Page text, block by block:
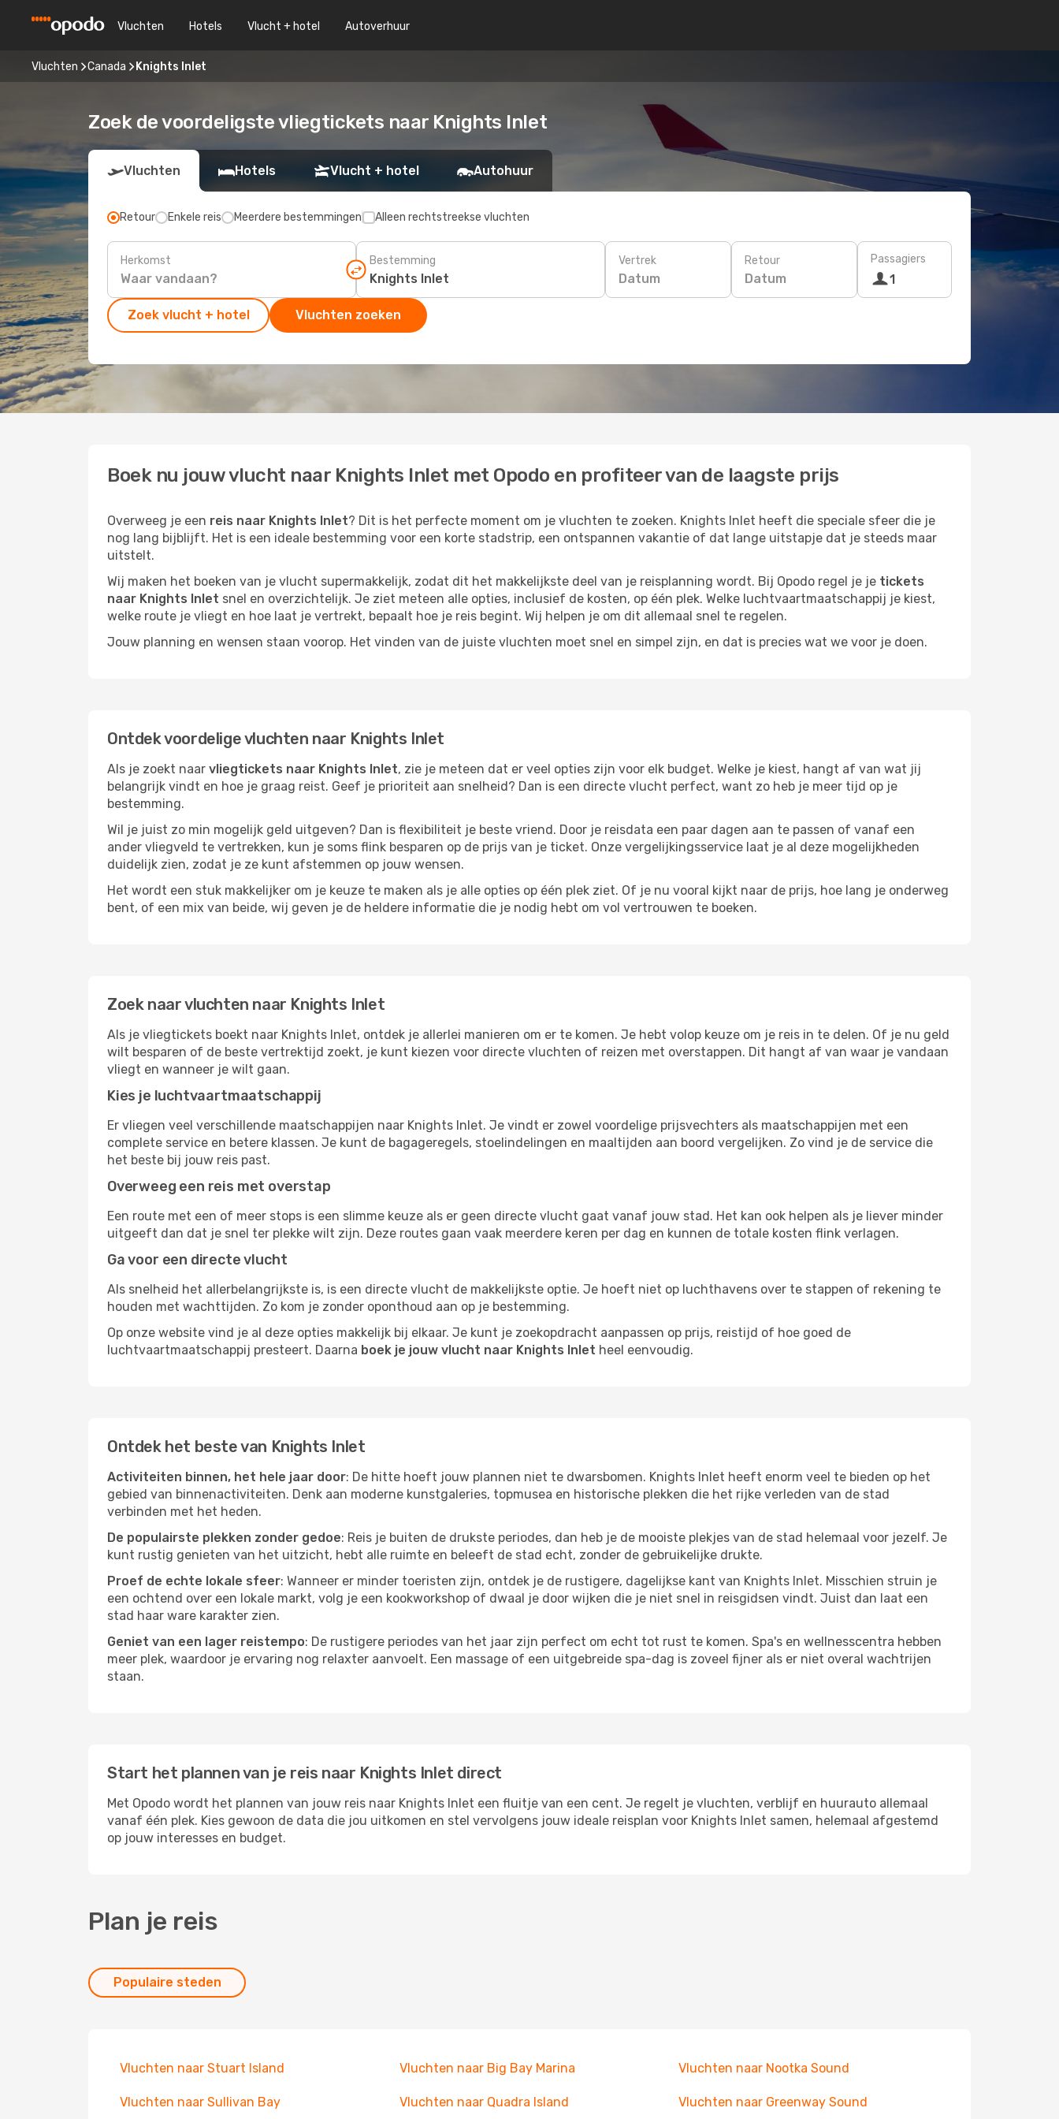
Vluchten Hotels Vlucht + hotel Autoverhuur
Vluchten Canada Knights Inlet
Zoek de voordeligste vliegtickets naar Knights Inlet
Vluchten Hotels Vlucht + hotel Autohuur
Retour Enkele reis Meerdere bestemmingen Alleen rechtstreekse vluchten
Herkomst Bestemming Vertrek
Datum
Retour
Datum
Passagiers
1
Zoek vlucht + hotel Vluchten zoeken
Boek nu jouw vlucht naar Knights Inlet met Opodo en profiteer van de laagste prijs
Overweeg je een reis naar Knights Inlet? Dit is het perfecte moment om je vluchten te zoeken. Knights Inlet heeft die speciale sfeer die je
nog lang bijblijft. Het is een ideale bestemming voor een korte stadstrip, een ontspannen vakantie of dat lange uitstapje dat je steeds maar
uitstelt.
Wij maken het boeken van je vlucht supermakkelijk, zodat dit het makkelijkste deel van je reisplanning wordt. Bij Opodo regel je je tickets
naar Knights Inlet snel en overzichtelijk. Je ziet meteen alle opties, inclusief de kosten, op één plek. Welke luchtvaartmaatschappij je kiest,
welke route je vliegt en hoe laat je vertrekt, bepaalt hoe je reis begint. Wij helpen je om dit allemaal snel te regelen.
Jouw planning en wensen staan voorop. Het vinden van de juiste vluchten moet snel en simpel zijn, en dat is precies wat we voor je doen.
Ontdek voordelige vluchten naar Knights Inlet
Als je zoekt naar vliegtickets naar Knights Inlet, zie je meteen dat er veel opties zijn voor elk budget. Welke je kiest, hangt af van wat jij
belangrijk vindt en hoe je graag reist. Geef je prioriteit aan snelheid? Dan is een directe vlucht perfect, want zo heb je meer tijd op je
bestemming.
Wil je juist zo min mogelijk geld uitgeven? Dan is flexibiliteit je beste vriend. Door je reisdata een paar dagen aan te passen of vanaf een
ander vliegveld te vertrekken, kun je soms flink besparen op de prijs van je ticket. Onze vergelijkingsservice laat je al deze mogelijkheden
duidelijk zien, zodat je ze kunt afstemmen op jouw wensen.
Het wordt een stuk makkelijker om je keuze te maken als je alle opties op één plek ziet. Of je nu vooral kijkt naar de prijs, hoe lang je onderweg
bent, of een mix van beide, wij geven je de heldere informatie die je nodig hebt om vol vertrouwen te boeken.
Zoek naar vluchten naar Knights Inlet
Als je vliegtickets boekt naar Knights Inlet, ontdek je allerlei manieren om er te komen. Je hebt volop keuze om je reis in te delen. Of je nu geld
wilt besparen of de beste vertrektijd zoekt, je kunt kiezen voor directe vluchten of reizen met overstappen. Dit hangt af van waar je vandaan
vliegt en wanneer je wilt gaan.
Kies je luchtvaartmaatschappij
Er vliegen veel verschillende maatschappijen naar Knights Inlet. Je vindt er zowel voordelige prijsvechters als maatschappijen met een
complete service en betere klassen. Je kunt de bagageregels, stoelindelingen en maaltijden aan boord vergelijken. Zo vind je de service die
het beste bij jouw reis past.
Overweeg een reis met overstap
Een route met een of meer stops is een slimme keuze als er geen directe vlucht gaat vanaf jouw stad. Het kan ook helpen als je liever minder
uitgeeft dan dat je snel ter plekke wilt zijn. Deze routes gaan vaak meerdere keren per dag en kunnen de totale kosten flink verlagen.
Ga voor een directe vlucht
Als snelheid het allerbelangrijkste is, is een directe vlucht de makkelijkste optie. Je hoeft niet op luchthavens over te stappen of rekening te
houden met wachttijden. Zo kom je zonder oponthoud aan op je bestemming.
Op onze website vind je al deze opties makkelijk bij elkaar. Je kunt je zoekopdracht aanpassen op prijs, reistijd of hoe goed de
luchtvaartmaatschappij presteert. Daarna boek je jouw vlucht naar Knights Inlet heel eenvoudig.
Ontdek het beste van Knights Inlet
Activiteiten binnen, het hele jaar door: De hitte hoeft jouw plannen niet te dwarsbomen. Knights Inlet heeft enorm veel te bieden op het
gebied van binnenactiviteiten. Denk aan moderne kunstgaleries, topmusea en historische plekken die het rijke verleden van de stad
verbinden met het heden.
De populairste plekken zonder gedoe: Reis je buiten de drukste periodes, dan heb je de mooiste plekjes van de stad helemaal voor jezelf. Je
kunt rustig genieten van het uitzicht, hebt alle ruimte en beleeft de stad echt, zonder de gebruikelijke drukte.
Proef de echte lokale sfeer: Wanneer er minder toeristen zijn, ontdek je de rustigere, dagelijkse kant van Knights Inlet. Misschien struin je
een ochtend over een lokale markt, volg je een kookworkshop of dwaal je door wijken die je niet snel in reisgidsen vindt. Juist dan laat een
stad haar ware karakter zien.
Geniet van een lager reistempo: De rustigere periodes van het jaar zijn perfect om echt tot rust te komen. Spa's en wellnesscentra hebben
meer plek, waardoor je ervaring nog relaxter aanvoelt. Een massage of een uitgebreide spa-dag is zoveel fijner als er niet overal wachtrijen
staan.
Start het plannen van je reis naar Knights Inlet direct
Met Opodo wordt het plannen van jouw reis naar Knights Inlet een fluitje van een cent. Je regelt je vluchten, verblijf en huurauto allemaal
vanaf één plek. Kies gewoon de data die jou uitkomen en stel vervolgens jouw ideale reisplan voor Knights Inlet samen, helemaal afgestemd
op jouw interesses en budget.
Plan je reis
Populaire steden
Vluchten naar Stuart Island Vluchten naar Big Bay Marina Vluchten naar Nootka Sound
Vluchten naar Sullivan Bay Vluchten naar Quadra Island Vluchten naar Greenway Sound